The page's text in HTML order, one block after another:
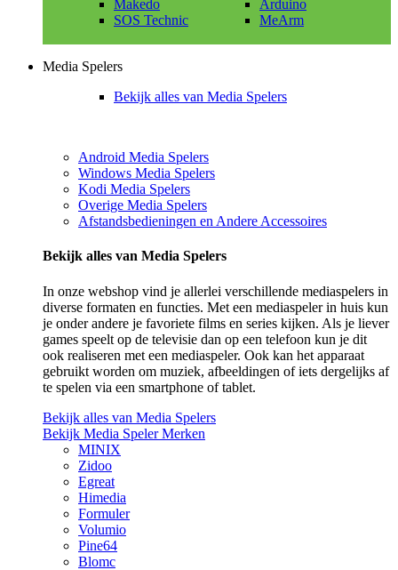
Makedo
SOS Technic
Arduino
MeArm
Media Spelers
Bekijk alles van Media Spelers
Android Media Spelers
Windows Media Spelers
Kodi Media Spelers
Overige Media Spelers
Afstandsbedieningen en Andere Accessoires
Bekijk alles van Media Spelers
In onze webshop vind je allerlei verschillende mediaspelers in
diverse formaten en functies. Met een mediaspeler in huis kun
je onder andere je favoriete films en series kijken. Als je liever
games speelt op de televisie dan op een telefoon kun je dit
ook realiseren met een mediaspeler. Ook kan het apparaat
gebruikt worden om muziek, afbeeldingen of iets dergelijks af
te spelen via een smartphone of tablet.
Bekijk alles van Media Spelers
Bekijk Media Speler Merken
MINIX
Zidoo
Egreat
Himedia
Formuler
Volumio
Pine64
Blomc